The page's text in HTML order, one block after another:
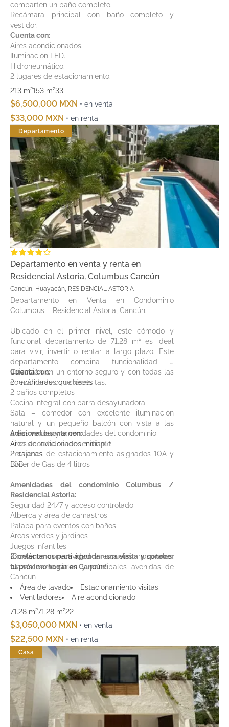
comparten un baño completo.
Recámara principal con baño completo y
vestidor.
Cuenta con:
Aires acondicionados.
Iluminación LED.
Hidroneumático.
2 lugares de estacionamiento.
213 m²153 m²33
$6,500,000 MXN • en venta
$33,000 MXN • en renta
Departamento
Departamento en venta y renta en
Residencial Astoria, Columbus Cancún
Cancún, Huayacán, RESIDENCIAL ASTORIA
Departamento en Venta en Condominio
Columbus – Residencial Astoria, Cancún.
Ubicado en el primer nivel, este cómodo y
funcional departamento de 71.28 m² es ideal
para vivir, invertir o rentar a largo plazo. Este
departamento combina funcionalidad y
ubicación en un entorno seguro y con todas las
comodidades que necesitas.
Cuenta con:
2 recámaras con clósets
2 baños completos
Cocina integral con barra desayunadora
Sala – comedor con excelente iluminación
natural y un pequeño balcón con vista a las
áreas verdes y amenidades del condominio
Área de lavado independiente
2 cajones de estacionamiento asignados 10A y
10B
Adicional cuenta con:
Aires acondicionados minisplit
Persianas
Boiler de Gas de 4 litros
Amenidades del condominio Columbus /
Residencial Astoria:
Seguridad 24/7 y acceso controlado
Alberca y área de camastros
Palapa para eventos con baños
Áreas verdes y jardines
Juegos infantiles
Excelente conectividad a escuelas, hospitales,
plazas comerciales y principales avenidas de
Cancún
¡Contáctanos para agendar una visita y conocer
tu próximo hogar en Cancún!
Área de lavado
Estacionamiento visitas
Ventiladores
Aire acondicionado
71.28 m²71.28 m²22
$3,050,000 MXN • en venta
$22,500 MXN • en renta
Casa